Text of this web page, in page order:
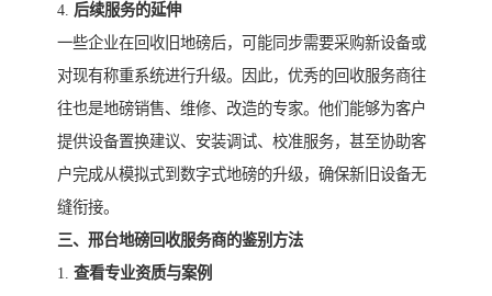
4. 后续服务的延伸
一些企业在回收旧地磅后，可能同步需要采购新设备或
对现有称重系统进行升级。因此，优秀的回收服务商往
往也是地磅销售、维修、改造的专家。他们能够为客户
提供设备置换建议、安装调试、校准服务，甚至协助客
户完成从模拟式到数字式地磅的升级，确保新旧设备无
缝衔接。
三、邢台地磅回收服务商的鉴别方法
1. 查看专业资质与案例